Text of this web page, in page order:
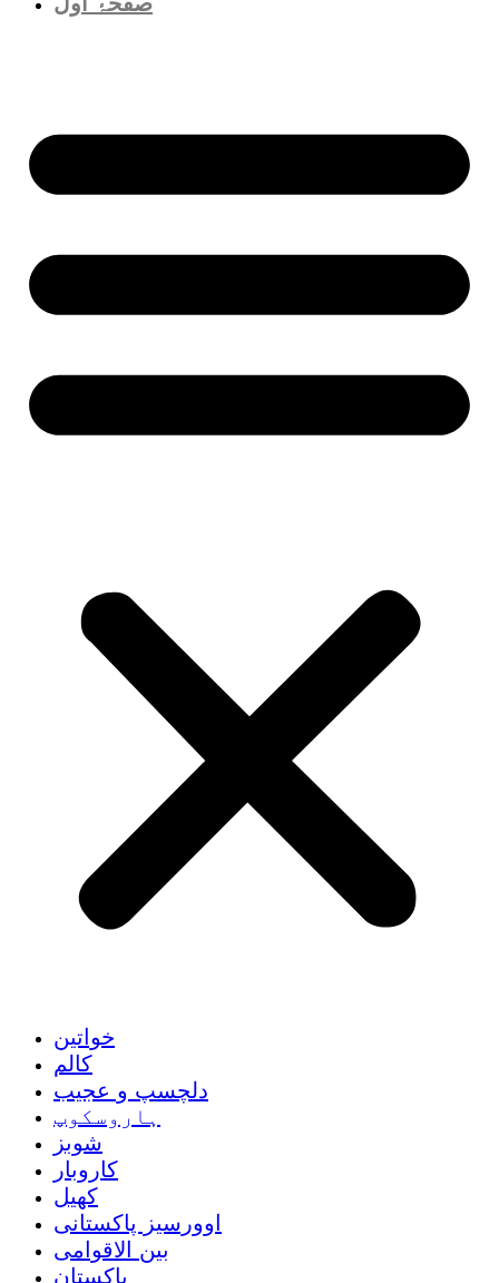
خواتین
کالم
دلچسپ و عجیب
ہاروسکوپ
شوبز
کاروبار
کھیل
اوورسیز پاکستانی
بین الاقوامی
پاکستان